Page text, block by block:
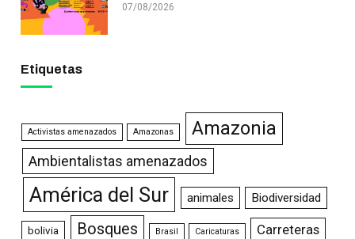
07/08/2026
Etiquetas
Activistas amenazados Amazonas Amazonia
Ambientalistas amenazados
América del Sur animales Biodiversidad
bolivia Bosques Brasil Caricaturas Carreteras